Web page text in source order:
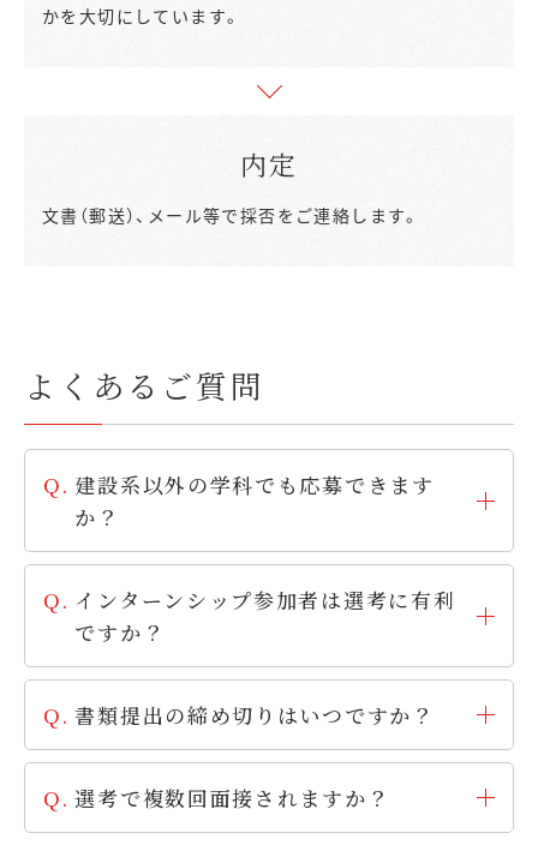
かを大切にしています。
内定
文書（郵送）、メール等で採否をご連絡します。
よくあるご質問
建設系以外の学科でも応募できます
か？
インターンシップ参加者は選考に有利
ですか？
書類提出の締め切りはいつですか？
選考で複数回面接されますか？